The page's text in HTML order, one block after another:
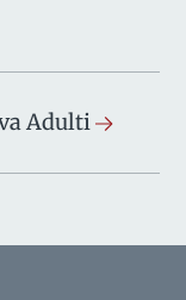
Adulti